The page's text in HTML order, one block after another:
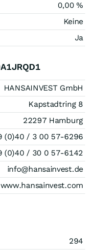
0,00 %
Keine
Ja
HANSAINVEST GmbH
Kapstadtring 8
22297 Hamburg
(0)40 / 3 00 57-6296
(0)40 / 30 0 57-6142
info@hansainvest.de
www.hansainvest.com
294